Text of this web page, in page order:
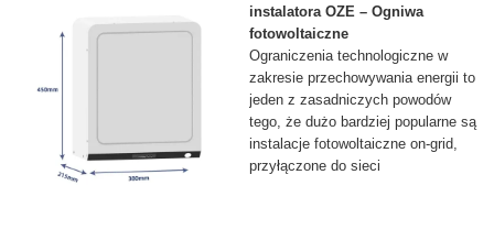
instalatora OZE – Ogniwa
fotowoltaiczne
Ograniczenia technologiczne w
zakresie przechowywania energii to
jeden z zasadniczych powodów
tego, że dużo bardziej popularne są
instalacje fotowoltaiczne on-grid,
przyłączone do sieci